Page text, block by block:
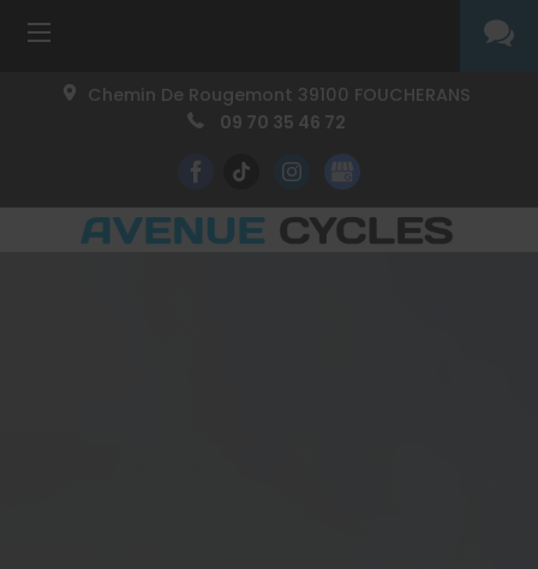
Chemin De Rougemont 39100 FOUCHERANS
09 70 35 46 72